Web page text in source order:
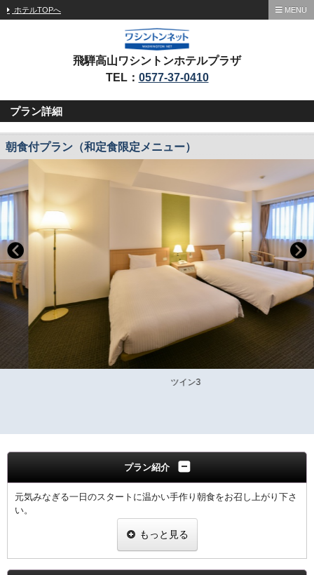
ホテルTOPへ MENU
飛騨高山ワシントンホテルプラザ
TEL： 0577-37-0410
プラン詳細
朝食付プラン（和定食限定メニュー）
ツイン3
プラン紹介
元気みなぎる一日のスタートに温かい手作り朝食をお召し上がり下さ
い。
領収書は、宿泊代として一括表記されます。
もっと見る